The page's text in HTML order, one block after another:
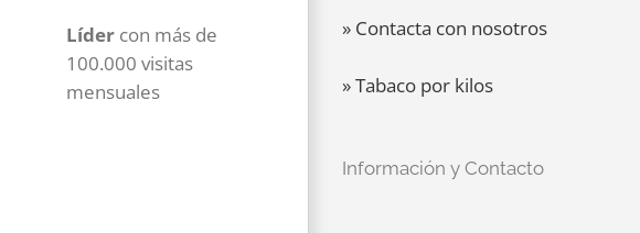
Líder con más de
100.000 visitas
mensuales
» Contacta con nosotros
» Tabaco por kilos
Información y Contacto